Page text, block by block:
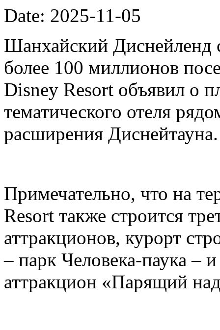
Date: 2025-11-05
Шанхайский Диснейленд
более 100 миллионов
Disney Resort объявил о
тематического отеля
расширения Диснейтауна.
Примечательно, что на
Resort также строится
аттракционов, курорт
– парк Человека-паука –
аттракцион «Парящий